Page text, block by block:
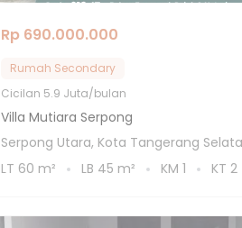
Rp 690.000.000
Rumah Secondary
Cicilan 5.9 Juta/bulan
Villa Mutiara Serpong
Serpong Utara, Kota Tangerang
LT 60 m² LB 45 m² KM 1 KT 2